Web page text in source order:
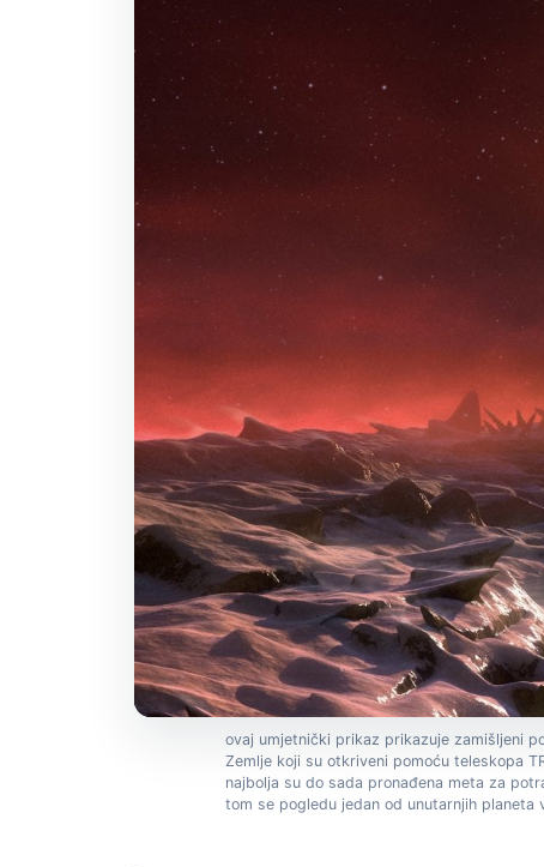
ovaj umjetnički prikaz prikazuje zamišljeni
Zemlje koji su otkriveni pomoću teleskopa
najbolja su do sada pronađena meta za
tom se pogledu jedan od unutarnjih